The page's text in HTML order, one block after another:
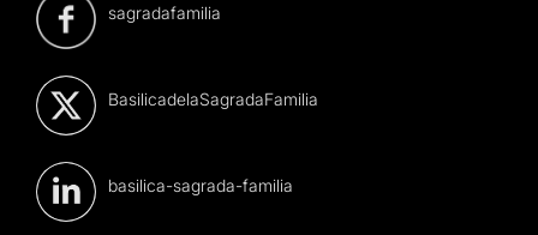
sagradafamilia
BasilicadelaSagradaFamilia
basilica-sagrada-familia